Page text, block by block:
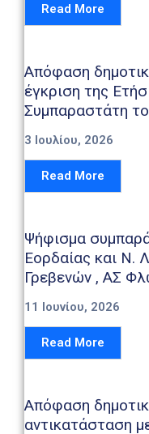
Read More
Απόφαση
έγκριση της
Συμπαραστάτη
Επιχείρησης,
3 Ιουλίου, 2026
Read More
Ψήφισμα
Εορδαίας και Ν.
Γρεβενών , ΑΣ
και ΑΣ Κοζάνης
11 Ιουνίου, 2026
Read More
Απόφαση
αντικατάσταση